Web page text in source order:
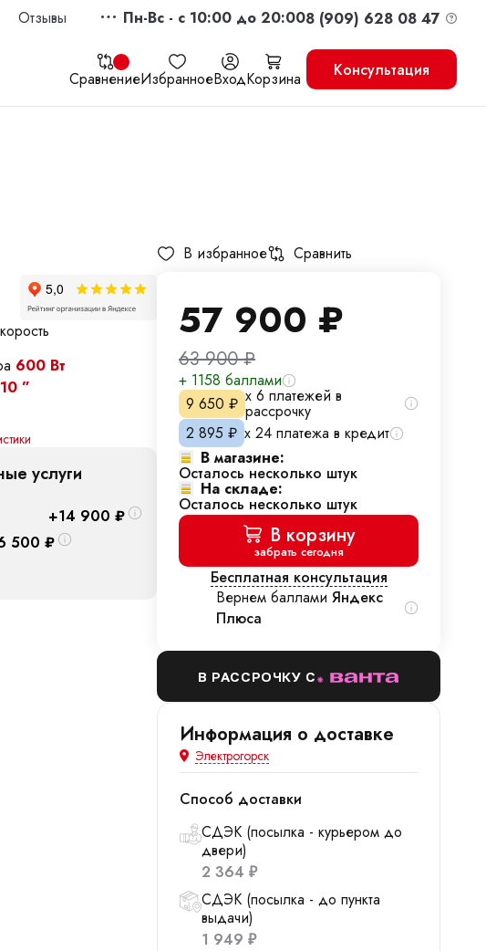
Отзывы Пн-Вс - c 10:00 до 20:008 (909) 628 08 47
СравнениеИзбранноеВходКорзина Консультация
600 Вт
10 ”
услуги
+14 900 ₽
500 ₽
В избранное Сравнить
57 900 ₽
63 900₽
+ 1158 баллами
9 650 ₽ х 6 платежей в
рассрочку
2 895 ₽ х 24 платежа в кредит
В магазине:
Осталось несколько штук
На складе:
Осталось несколько штук
В корзину
забрать сегодня
Бесплатная консультация
Вернем баллами Яндекс
Плюса
В РАССРОЧКУ С
Информация о доставке
Электрогорск
Способ доставки
СДЭК (посылка - курьером до
двери)
2 364 ₽
СДЭК (посылка - до пункта
выдачи)
1 949 ₽